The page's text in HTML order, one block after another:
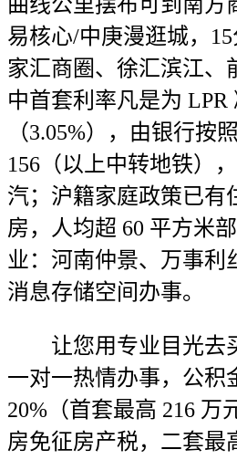
易核心/中庚漫逛城，
家汇商圈、徐汇滨江、
中首套利率凡是为 LPR
（3.05%），由银行按
156（以上中转地铁）
汽；沪籍家庭政策已有
房，人均超 60 平方米
业：河南仲景、万事利
消息存储空间办事。
让您用专业目光去
一对一热情办事，公积
20%（首套最高 216 万
房免征房产税，二套最